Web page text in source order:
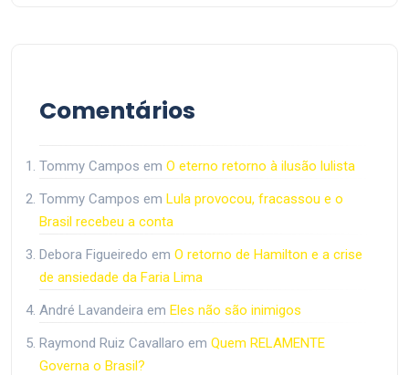
Comentários
Tommy Campos em O eterno retorno à ilusão lulista
Tommy Campos em Lula provocou, fracassou e o
Brasil recebeu a conta
Debora Figueiredo em O retorno de Hamilton e a crise
de ansiedade da Faria Lima
André Lavandeira em Eles não são inimigos
Raymond Ruiz Cavallaro em Quem RELAMENTE
Governa o Brasil?